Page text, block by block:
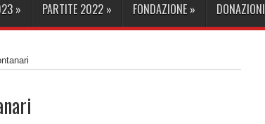
» PARTITE 2022 » FONDAZIONE » DONAZIONI